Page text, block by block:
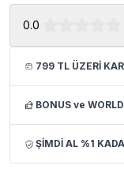
0.0
799 TL ÜZERİ
BONUS ve
ŞİMDİ AL %1